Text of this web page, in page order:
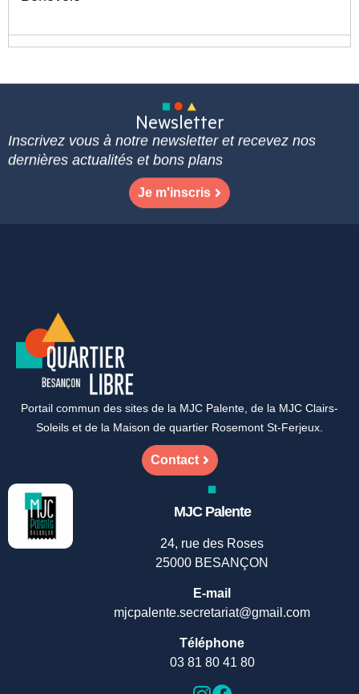
Newsletter
Inscrivez vous à notre newsletter et recevez nos
dernières actualités et bons plans
Je m'inscris
Portail commun des sites de la MJC Palente, de la MJC Clairs-
Soleils et de la Maison de quartier Rosemont St-Ferjeux.
Contact
MJC Palente
24, rue des Roses
25000 BESANÇON
E-mail
mjcpalente.secretariat@gmail.com
Téléphone
03 81 80 41 80